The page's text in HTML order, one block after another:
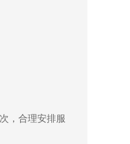
，合理安排服